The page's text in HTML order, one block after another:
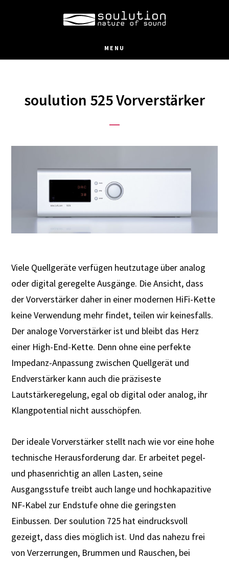
MENU
soulution 525 Vorverstärker
Viele Quellgeräte verfügen heutzutage über analog
oder digital geregelte Ausgänge. Die Ansicht, dass
der Vorverstärker daher in einer modernen HiFi-Kette
keine Verwendung mehr findet, teilen wir keinesfalls.
Der analoge Vorverstärker ist und bleibt das Herz
einer High-End-Kette. Denn ohne eine perfekte
Impedanz-Anpassung zwischen Quellgerät und
Endverstärker kann auch die präziseste
Lautstärkeregelung, egal ob digital oder analog, ihr
Klangpotential nicht ausschöpfen.
Der ideale Vorverstärker stellt nach wie vor eine hohe
technische Herausforderung dar. Er arbeitet pegel-
und phasenrichtig an allen Lasten, seine
Ausgangsstufe treibt auch lange und hochkapazitive
NF-Kabel zur Endstufe ohne die geringsten
Einbussen. Der soulution 725 hat eindrucksvoll
gezeigt, dass dies möglich ist. Und das nahezu frei
von Verzerrungen, Brummen und Rauschen, bei